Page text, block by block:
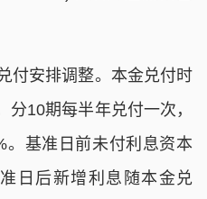
安排调整。本金兑付时
10期每半年兑付一次，
。基准日前未付利息资本
日后新增利息随本金兑